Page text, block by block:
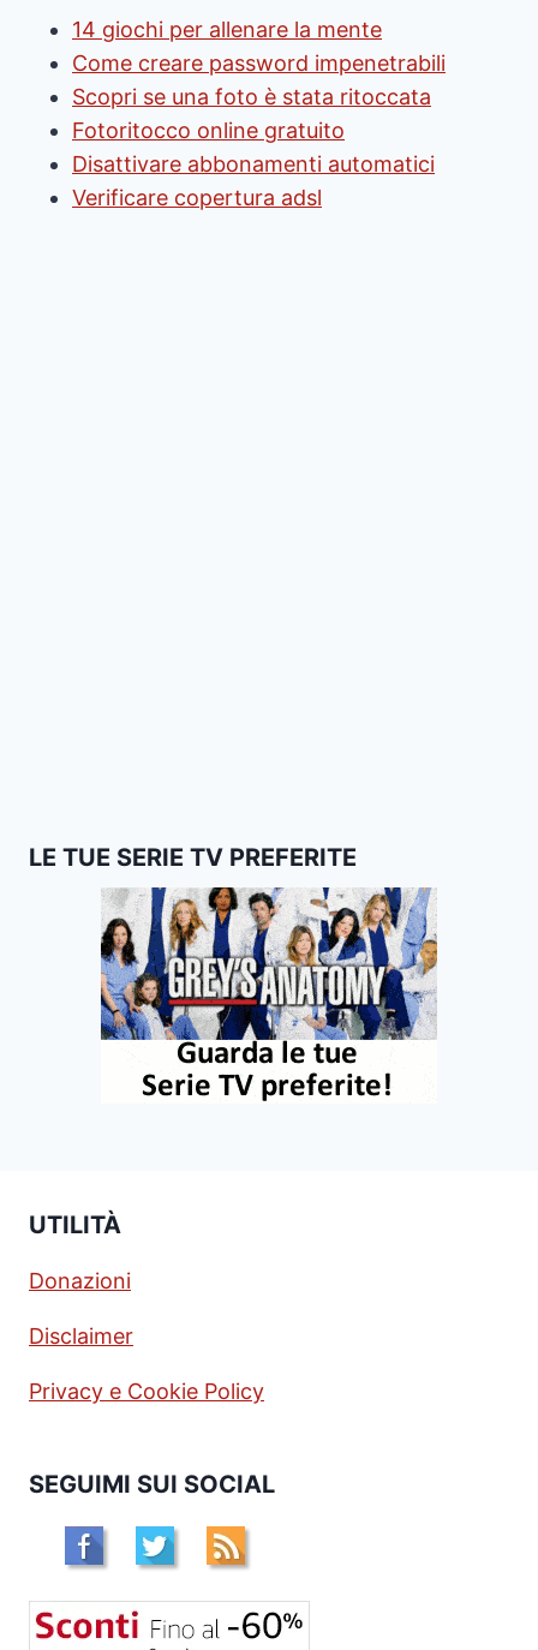
14 giochi per allenare la mente
Come creare password impenetrabili
Scopri se una foto è stata ritoccata
Fotoritocco online gratuito
Disattivare abbonamenti automatici
Verificare copertura adsl
LE TUE SERIE TV PREFERITE
UTILITÀ
Donazioni
Disclaimer
Privacy e Cookie Policy
SEGUIMI SUI SOCIAL